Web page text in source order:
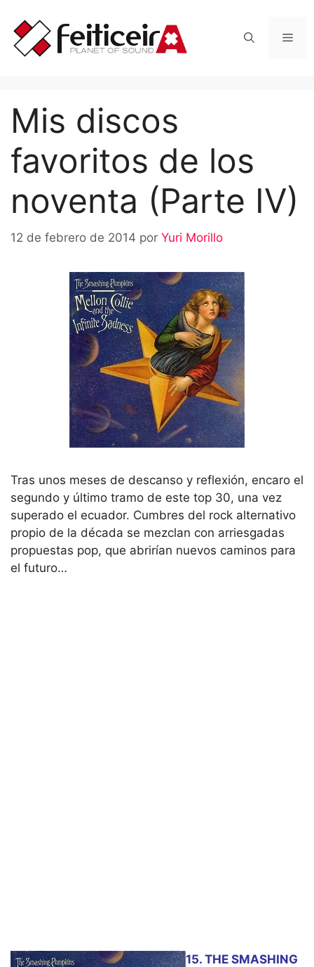
contenido
Mis discos
favoritos de los
noventa (Parte IV)
12 de febrero de 2014 por Yuri Morillo
Tras unos meses de descanso y reflexión, encaro el
segundo y último tramo de este top 30, una vez
superado el ecuador. Cumbres del rock alternativo
propio de la década se mezclan con arriesgadas
propuestas pop, que abrirían nuevos caminos para
el futuro…
15. THE SMASHING